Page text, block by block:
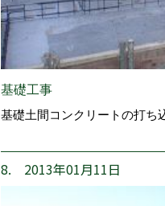
基礎工事
基礎土間コンクリートの打ち
8. 2013年01月11日